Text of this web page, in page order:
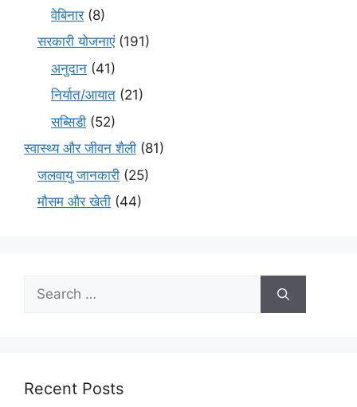
वेबिनार(8)
सरकारी योजनाएं(191)
अनुदान (41)
निर्यात/आयात (21)
सब्सिडी (52)
स्वास्थ्य और जीवन शैली (81)
जलवायु जानकारी (25)
मौसम और खेती (44)
Recent Posts